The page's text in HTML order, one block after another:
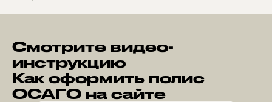
Смотрите видео-
инструкцию
Как оформить полис
ОСАГО на сайте